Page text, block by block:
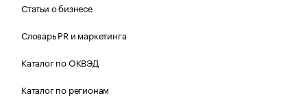
Статьи о бизнесе
Словарь PR и маркетинга
Каталог по ОКВЭД
Каталог по регионам